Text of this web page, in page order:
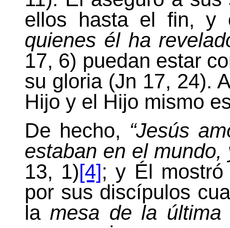
ellos hasta el fin, y
quienes él ha
17, 6) puedan estar
su gloria (Jn 17, 24).
Hijo y el Hijo mismo
De hecho, “Jesús
estaban en el mundo,
13, 1)[4]; y Él mostró
por sus discípulos
la mesa de la última